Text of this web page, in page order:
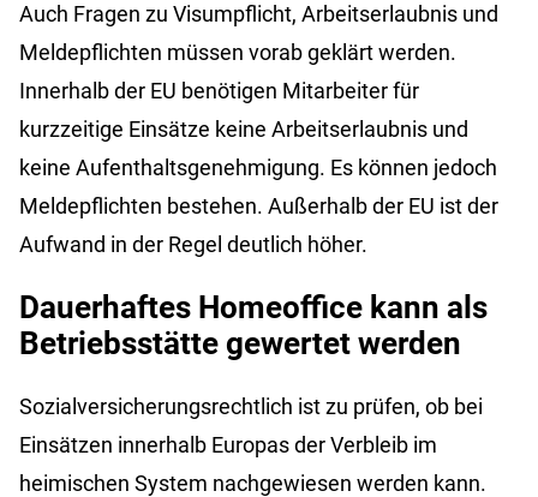
Auch Fragen zu Visumpflicht, Arbeitserlaubnis und
Meldepflichten müssen vorab geklärt werden.
Innerhalb der EU benötigen Mitarbeiter für
kurzzeitige Einsätze keine Arbeitserlaubnis und
keine Aufenthaltsgenehmigung. Es können jedoch
Meldepflichten bestehen. Außerhalb der EU ist der
Aufwand in der Regel deutlich höher.
Dauerhaftes Homeoffice kann als
Betriebsstätte gewertet werden
Sozialversicherungsrechtlich ist zu prüfen, ob bei
Einsätzen innerhalb Europas der Verbleib im
heimischen System nachgewiesen werden kann.